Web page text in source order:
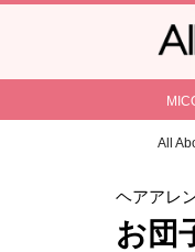
All
ヘアアレ
お団